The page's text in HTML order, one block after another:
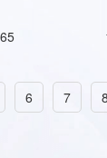
6 7 8